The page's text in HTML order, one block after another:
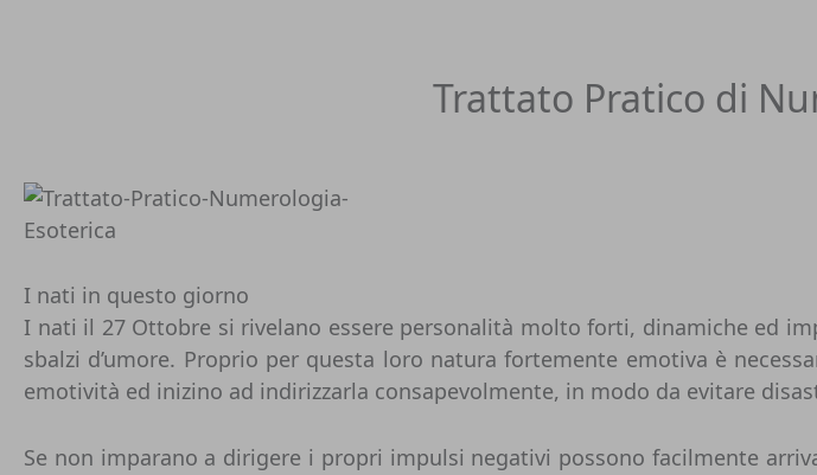
Trattato Pratico di
I nati in questo giorno
I nati il 27 Ottobre si rivelano essere personalità molto forti, dinamiche ed
sbalzi d’umore. Proprio per questa loro natura fortemente emotiva è
emotività ed inizino ad indirizzarla consapevolmente, in modo da evitare
Se non imparano a dirigere i propri impulsi negativi possono facilmente